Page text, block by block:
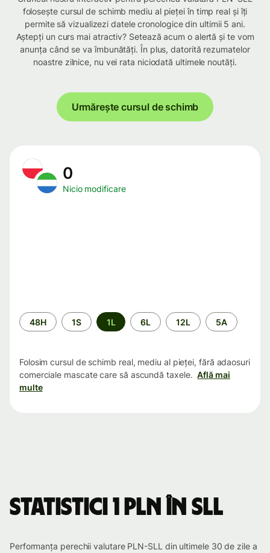
folosește cursul de schimb mediu al pieței în timp real și îți
permite să vizualizezi datele cronologice din ultimii 5 ani.
Aștepți un curs mai atractiv? Setează acum o alertă și te vom
anunța când se va îmbunătăți. În plus, datorită rezumatelor
noastre zilnice, nu vei rata niciodată ultimele noutăți.
Urmărește cursul de schimb
0
Nicio modificare
Perioada
48H 1S 1L 6L 12L 5A
Folosim cursul de schimb real, mediu al pieței, fără adaosuri
comerciale mascate care să ascundă taxele. Află mai
multe
Statistici 1 PLN în SLL
Performanța perechii valutare PLN-SLL din ultimele 30 de zile a